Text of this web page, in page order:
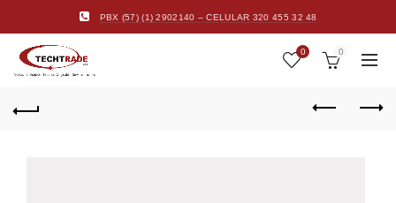
PBX (57) (1) 2902140 – CELULAR 320 455 32 48
0 0